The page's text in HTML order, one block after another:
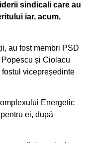
sindicali care au
iar, acum,
au fost membri PSD
și Ciolacu
fostul vicepreședinte
Energetic
ei, după